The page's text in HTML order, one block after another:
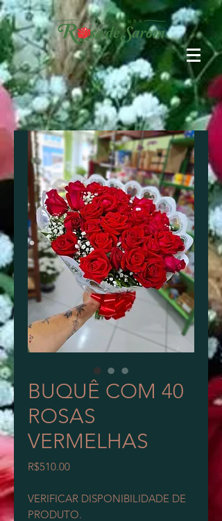
BUQUÊ COM 40
ROSAS
VERMELHAS
R$510.00Price
VERIFICAR DISPONIBILIDADE DE
PRODUTO.